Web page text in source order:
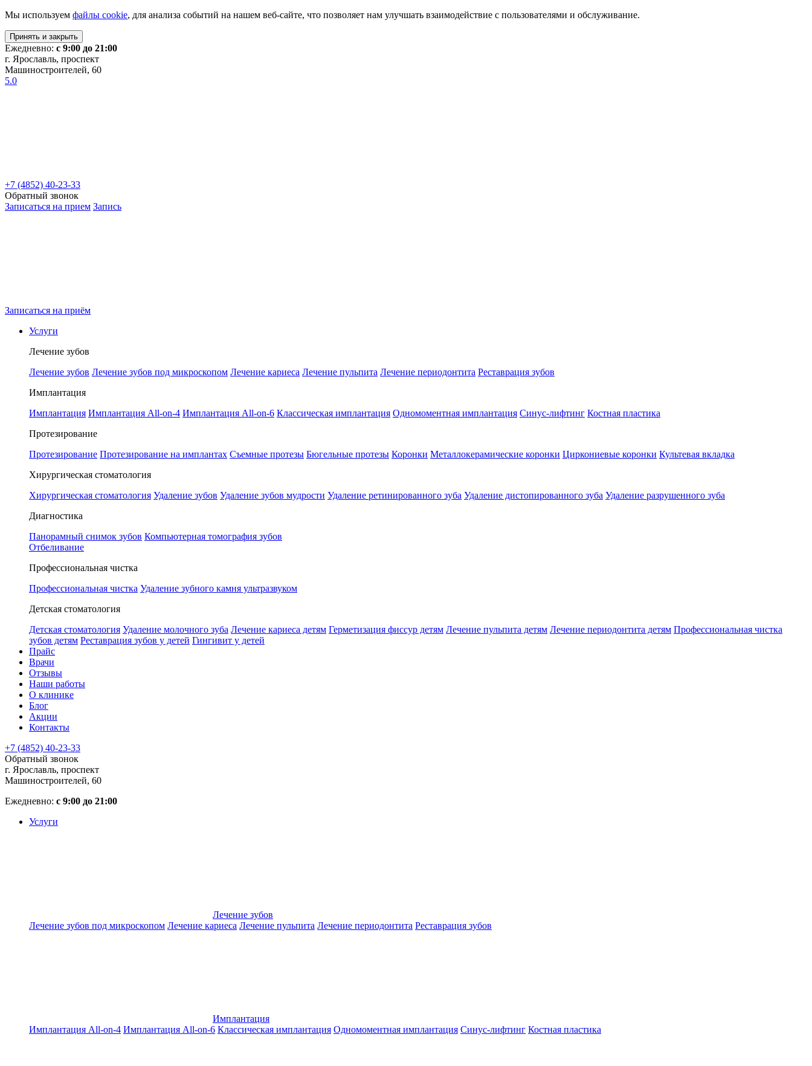
Мы используем файлы cookie, для анализа событий на нашем веб-сайте, что позволяет нам улучшать взаимодействие с пользователями и обслуживание.
Принять и закрыть
Ежедневно: с 9:00 до 21:00
г. Ярославль, проспект
Машиностроителей, 60
5.0
+7 (4852) 40-23-33
Обратный звонок
Записаться на прием Запись
Записаться на приём
Услуги
Лечение зубов
Лечение зубов Лечение зубов под микроскопом Лечение кариеса Лечение пульпита Лечение периодонтита Реставрация зубов
Имплантация
Имплантация Имплантация All-on-4 Имплантация All-on-6 Классическая имплантация Одномоментная имплантация Синус-лифтинг Костная пластика
Протезирование
Протезирование Протезирование на имплантах Съемные протезы Бюгельные протезы Коронки Металлокерамические коронки Циркониевые коронки Культевая вкладка
Хирургическая стоматология
Хирургическая стоматология Удаление зубов Удаление зубов мудрости Удаление ретинированного зуба Удаление дистопированного зуба Удаление разрушенного зуба
Диагностика
Панорамный снимок зубов Компьютерная томография зубов
Отбеливание
Профессиональная чистка
Профессиональная чистка Удаление зубного камня ультразвуком
Детская стоматология
Детская стоматология Удаление молочного зуба Лечение кариеса детям Герметизация фиссур детям Лечение пульпита детям Лечение периодонтита детям Профессиональная чистка
зубов детям Реставрация зубов у детей Гингивит у детей
Прайс
Врачи
Отзывы
Наши работы
О клинике
Блог
Акции
Контакты
+7 (4852) 40-23-33
Обратный звонок
г. Ярославль, проспект
Машиностроителей, 60
Ежедневно: с 9:00 до 21:00
Услуги
Лечение зубов
Лечение зубов под микроскопом Лечение кариеса Лечение пульпита Лечение периодонтита Реставрация зубов
Имплантация
Имплантация All-on-4 Имплантация All-on-6 Классическая имплантация Одномоментная имплантация Синус-лифтинг Костная пластика